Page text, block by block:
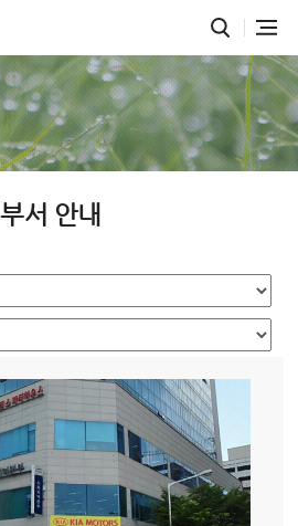
부서 안내